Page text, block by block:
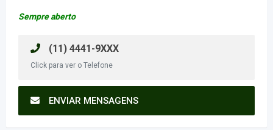
Sempre aberto
(11) 4441-9XXX
Click para ver o Telefone
ENVIAR MENSAGENS